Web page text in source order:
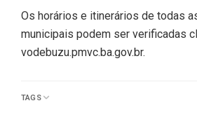
Os horários e itinerários de todas
municipais podem ser verificadas
vodebuzu.pmvc.ba.gov.br.
TAGS